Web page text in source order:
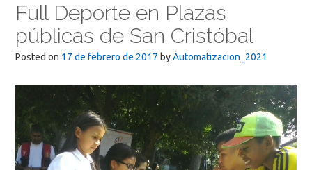
Full Deporte en Plazas
públicas de San Cristóbal
Posted on 17 de febrero de 2017 byAutomatizacion_2021